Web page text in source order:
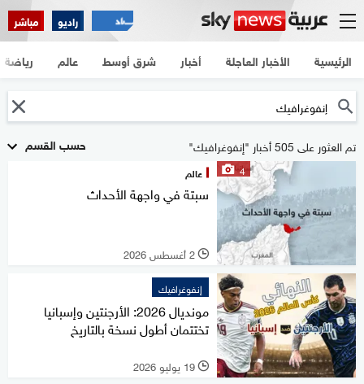
راديو مباشر
الرئيسية الأخبار العاجلة أخبار شرق أوسط عالم رياضة
حسب القسم تم العثور على 505 أخبار "إنفوغرافيك"
4 عالم
سبتة في واجهة الأحداث
l 2 أغسطس 2026
إنفوغرافيك
مونديال 2026: الأرجنتين وإسبانيا
تختتمان أطول نسخة بالتاريخ
l 19 يوليو 2026